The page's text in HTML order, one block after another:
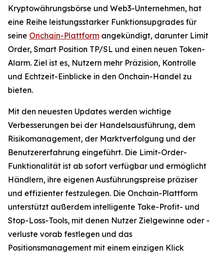
Kryptowährungsbörse und Web3-Unternehmen, hat
eine Reihe leistungsstarker Funktionsupgrades für
seine Onchain-Plattform angekündigt, darunter Limit
Order, Smart Position TP/SL und einen neuen Token-
Alarm. Ziel ist es, Nutzern mehr Präzision, Kontrolle
und Echtzeit-Einblicke in den Onchain-Handel zu
bieten.
Mit den neuesten Updates werden wichtige
Verbesserungen bei der Handelsausführung, dem
Risikomanagement, der Marktverfolgung und der
Benutzererfahrung eingeführt. Die Limit-Order-
Funktionalität ist ab sofort verfügbar und ermöglicht
Händlern, ihre eigenen Ausführungspreise präziser
und effizienter festzulegen. Die Onchain-Plattform
unterstützt außerdem intelligente Take-Profit- und
Stop-Loss-Tools, mit denen Nutzer Zielgewinne oder -
verluste vorab festlegen und das
Positionsmanagement mit einem einzigen Klick